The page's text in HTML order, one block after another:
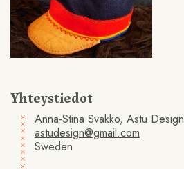
Yhteystiedot
Anna-Stina Svakko, Astu Design
astudesign@gmail.com
Sweden